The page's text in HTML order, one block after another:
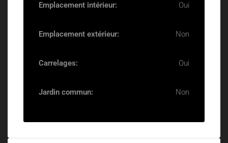
Emplacement intérieur: Oui
Emplacement extérieur: Non
Carrelages: Oui
Jardin commun: Non